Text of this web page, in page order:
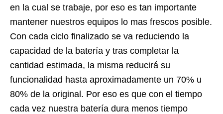
en la cual se trabaje, por eso es tan importante
mantener nuestros equipos lo mas frescos posible.
Con cada ciclo finalizado se va reduciendo la
capacidad de la batería y tras completar la
cantidad estimada, la misma reducirá su
funcionalidad hasta aproximadamente un 70% u
80% de la original. Por eso es que con el tiempo
cada vez nuestra batería dura menos tiempo